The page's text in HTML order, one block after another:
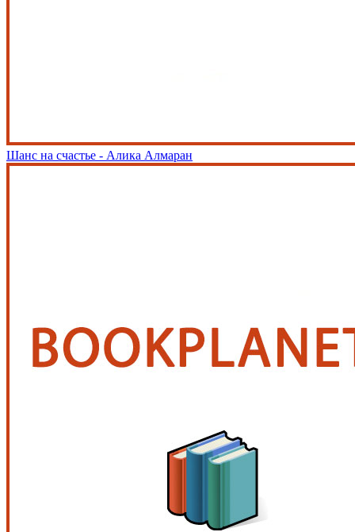
Шанс на счастье - Алика Алмаран